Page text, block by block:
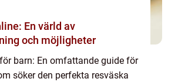
En värld av
och möjligheter
barn: En omfattande guide för
söker den perfekta resväska